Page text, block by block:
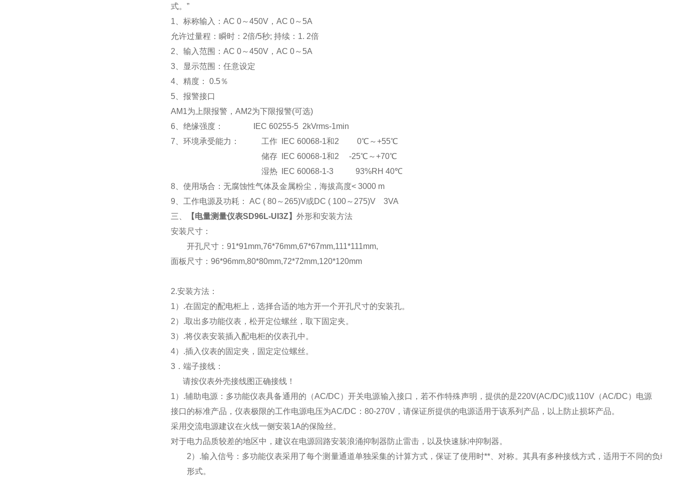
式。”
1 、标称输入：AC 0～450V ，AC 0～5A
允许过量程：瞬时：2倍/5秒; 持续：1. 2倍
2 、输入范围：AC 0～450V ，AC 0～5A
3
显示范围： 任意设定
4 、精度： 0.5％
5
报警接口
AM1为上限报警，AM2为下限报警(可选)
6
绝缘强度： IEC 60255-5 2kVrms-1min
7
环境承受能力： 工作 IEC 60068-1和2 0℃～+55℃
储存 IEC 60068-1和2 -25℃～+70℃
湿热 IEC 60068-1-3 93%RH 40℃
8 、使用场合：无腐蚀性气体及金属粉尘，海拔高度< 3000 m
9 、工作电源及功耗： AC ( 80～265)V或DC ( 100～275)V 3VA
三、
【电量测量仪表SD96L-UI3Z】 外形和安装方法
安装尺寸：
开孔尺寸：91*91mm,76*76mm,67*67mm,111*111mm,
面板尺寸：96*96mm,80*80mm,72*72mm,120*120mm
2.安装方法：
1）.在固定的配电柜上，选择合适的地方开一个开孔尺寸的安装孔。
2）.取出多功能仪表，松开定位螺丝，取下固定夹。
3）.将仪表安装插入配电柜的仪表孔中。
4）.插入仪表的固定夹，固定定位螺丝。
3 ．端子接线：
请按仪表外壳接线图正确接线！
1） .辅助电源：多功能仪表具备通用的（AC/DC）开关电源输入接口，若不作特殊声明，提供的是220V(AC/DC)或110V（AC/DC）电源
接口的标准产品，仪表极限的工作电源电压为AC/DC ： 80-270V ，请保证所提供的电源适用于该系列产品，以上防止损坏产品。
采用交流电源建议在火线一侧安装1A的保险丝。
对于电力品质较差的地区中，建议在电源回路安装浪涌抑制器防止雷击，以及快速脉冲抑制器。
2） .输入信号：多功能仪表采用了每个测量通道单独采集的计算方式，保证了使用时**、对称。其具有多种接线方式，适用于不同的负载
形式。